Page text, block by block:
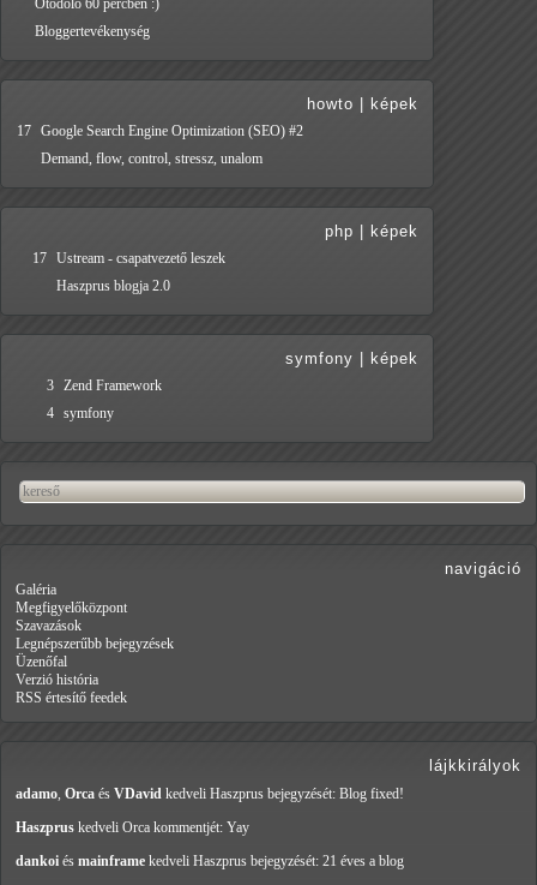
Ötödölő 60 percben :)
Bloggertevékenység
howto képek
17 Google Search Engine Optimization (SEO) #2
Demand, flow, control, stressz, unalom
php képek
17 Ustream - csapatvezető leszek
Haszprus blogja 2.0
symfony képek
3 Zend Framework
4 symfony
navigáció
Galéria
Megfigyelőközpont
Szavazások
Legnépszerűbb bejegyzések
Üzenőfal
Verzió história
RSS értesítő feedek
lájkkirályok
adamo, Orca és VDavid kedveli Haszprus bejegyzését: Blog fixed!
Haszprus kedveli Orca kommentjét: Yay
dankoi és mainframe kedveli Haszprus bejegyzését: 21 éves a blog